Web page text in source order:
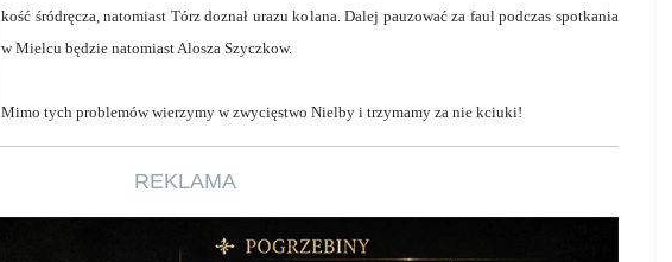
kość śródręcza, natomiast Tórz doznał urazu kolana. Dalej pauzować za faul podczas spotkania
w Mielcu będzie natomiast Alosza Szyczkow.
Mimo tych problemów wierzymy w zwycięstwo Nielby i trzymamy za nie kciuki!
REKLAMA